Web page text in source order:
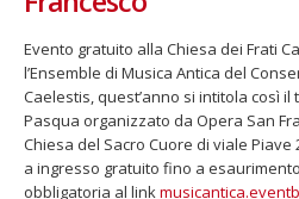
Evento gratuito alla Chiesa dei Frati
l’Ensemble di Musica Antica del
Caelestis, quest’anno si intitola così
Pasqua organizzato da Opera San
Chiesa del Sacro Cuore di viale Piave
a ingresso gratuito fino a
obbligatoria al link